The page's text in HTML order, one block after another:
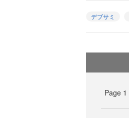
デブサミ
Page 1